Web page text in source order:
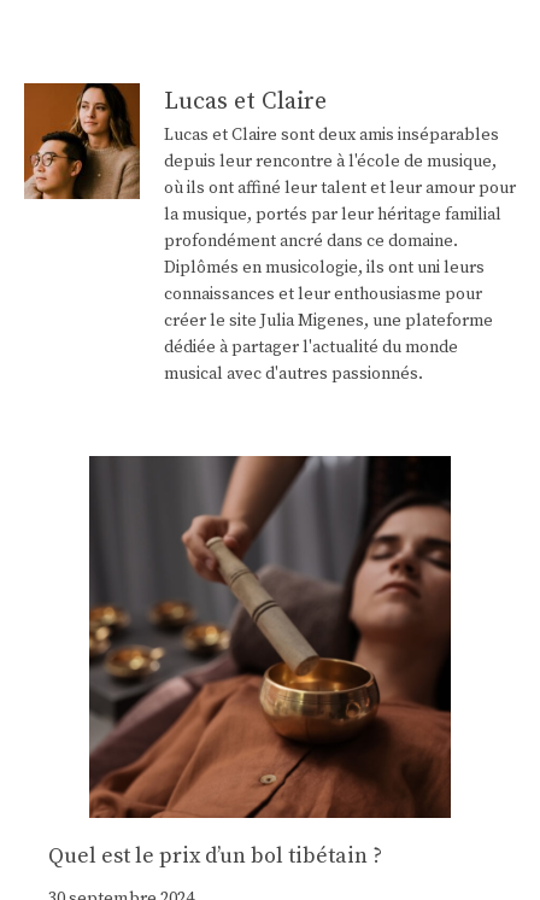
Lucas et Claire
Lucas et Claire sont deux amis inséparables
depuis leur rencontre à l'école de musique,
où ils ont affiné leur talent et leur amour pour
la musique, portés par leur héritage familial
profondément ancré dans ce domaine.
Diplômés en musicologie, ils ont uni leurs
connaissances et leur enthousiasme pour
créer le site Julia Migenes, une plateforme
dédiée à partager l'actualité du monde
musical avec d'autres passionnés.
Quel est le prix d’un bol tibétain ?